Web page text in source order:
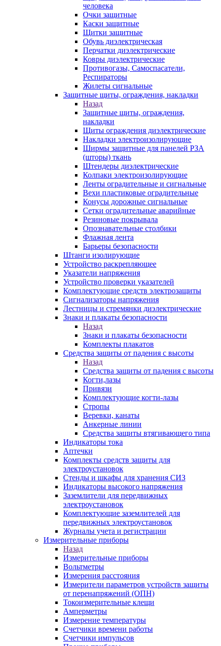
человека
Очки защитные
Каски защитные
Щитки защитные
Обувь диэлектрическая
Перчатки диэлектрические
Ковры диэлектрические
Противогазы, Самоспасатели,
Респираторы
Жилеты сигнальные
Защитные щиты, ограждения, накладки
Назад
Защитные щиты, ограждения,
накладки
Щиты ограждения диэлектрические
Накладки электроизолирующие
Ширмы защитные для панелей РЗА
(шторы) ткань
Штендеры диэлектрические
Колпаки электроизолирующие
Ленты оградительные и сигнальные
Вехи пластиковые оградительные
Конусы дорожные сигнальные
Сетки оградительные аварийные
Резиновые покрывала
Опознавательные столбики
Флажная лента
Барьеры безопасности
Штанги изолирующие
Устройство раскрепляющее
Указатели напряжения
Устройство проверки указателей
Комплектующие средств электрозащиты
Сигнализаторы напряжения
Лестницы и стремянки диэлектрические
Знаки и плакаты безопасности
Назад
Знаки и плакаты безопасности
Комплекты плакатов
Средства защиты от падения с высоты
Назад
Средства защиты от падения с высоты
Когти,лазы
Привязи
Комплектующие когти-лазы
Стропы
Веревки, канаты
Анкерные линии
Средства защиты втягивающего типа
Индикаторы тока
Аптечки
Комплекты средств защиты для
электроустановок
Стенды и шкафы для хранения СИЗ
Индикаторы высокого напряжения
Заземлители для передвижных
электроустановок
Комплектующие заземлителей для
передвижных электроустановок
Журналы учета и регистрации
Измерительные приборы
Назад
Измерительные приборы
Вольтметры
Измерения расстояния
Измерители параметров устройств защиты
от перенапряжений (ОПН)
Токоизмерительные клещи
Амперметры
Измерение температуры
Счетчики времени работы
Счетчики импульсов